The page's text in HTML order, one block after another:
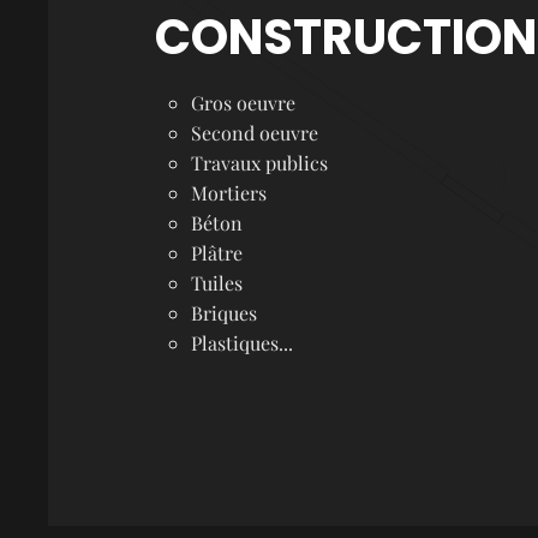
CONSTRUCTION
Gros oeuvre
Second oeuvre
Travaux publics
Mortiers
Béton
Plâtre
Tuiles
Briques
Plastiques...